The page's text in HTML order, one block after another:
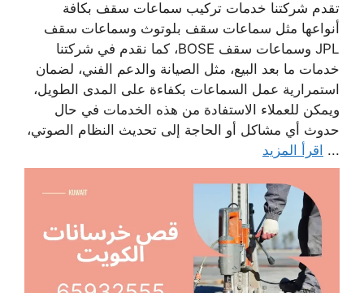
تقدم شركتنا خدمات تركيب سماعات سقف بكافة
أنواعها مثل سماعات سقف بلوتوث وسماعات سقف
JPL وسماعات سقف BOSE، كما نقدم في شركتنا
خدمات ما بعد البيع، مثل الصيانة والدعم الفني، لضمان
استمرارية عمل السماعات بكفاءة على المدى الطويل،
ويمكن للعملاء الاستفادة من هذه الخدمات في حال
حدوث أي مشاكل أو الحاجة إلى تحديث النظام الصوتي،
... اقرأ المزيد